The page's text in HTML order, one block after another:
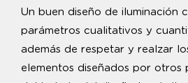
Un buen diseño de iluminación
parámetros cualitativos y
además de respetar y realzar
elementos diseñados por otros